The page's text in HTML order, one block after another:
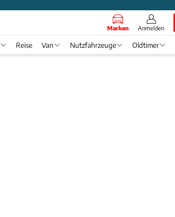
Marken Anmelden
Reise Van Nutzfahrzeuge Oldtimer